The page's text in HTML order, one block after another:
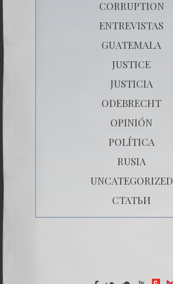
CORRUPTION
ENTREVISTAS
GUATEMALA
JUSTICE
JUSTICIA
ODEBRECHT
OPINIÓN
POLÍTICA
RUSIA
UNCATEGORIZED
СТАТЬИ